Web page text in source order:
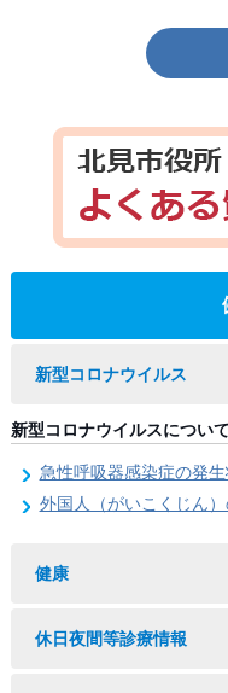
新型コロナウイルス
新型コロナウイルスについて
急性呼吸器感染症の発
外国人（がいこくじん
健康
休日夜間等診療情報